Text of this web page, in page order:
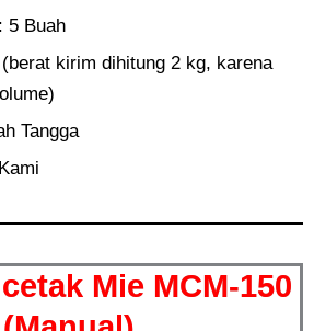
5 Buah
kirim dihitung 2 kg, karena
Tangga
Mie MCM-150